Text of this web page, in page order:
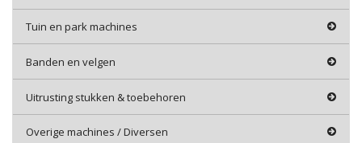
Tuin en park machines
Banden en velgen
Uitrusting stukken & toebehoren
Overige machines / Diversen